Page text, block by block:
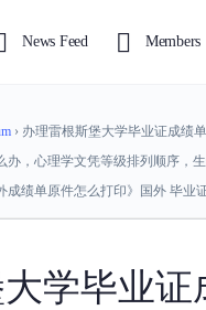
News Feed Members
› 办理雷根斯堡大学毕业证成绩
，心理学文凭等级排列顺序，
成绩单原件怎么打印》国外 毕业
学毕业证